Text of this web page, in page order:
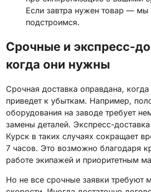
Если завтра нужен товар — мы
подстроимся.
Срочные и экспресс-
когда они нужны
Срочная доставка оправдана,
приведет к убыткам. Например,
оборудования на заводе требует
замены деталей. Экспресс-
Курск в таких случаях сокращает
7 часов. Это возможно благодаря
работе экипажей и приоритетным
Но не все срочные заявки требуют